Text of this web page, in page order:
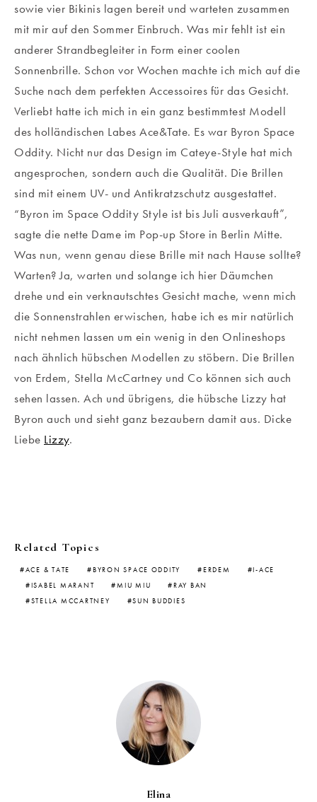
sowie vier Bikinis lagen bereit und warteten zusammen
mit mir auf den Sommer Einbruch. Was mir fehlt ist ein
anderer Strandbegleiter in Form einer coolen
Sonnenbrille. Schon vor Wochen machte ich mich auf die
Suche nach dem perfekten Accessoires für das Gesicht.
Verliebt hatte ich mich in ein ganz bestimmtest Modell
des holländischen Labes Ace&Tate. Es war Byron Space
Oddity. Nicht nur das Design im Cateye-Style hat mich
angesprochen, sondern auch die Qualität. Die Brillen
sind mit einem UV- und Antikratzschutz ausgestattet.
“Byron im Space Oddity Style ist bis Juli ausverkauft”,
sagte die nette Dame im Pop-up Store in Berlin Mitte.
Was nun, wenn genau diese Brille mit nach Hause sollte?
Warten? Ja, warten und solange ich hier Däumchen
drehe und ein verknautschtes Gesicht mache, wenn mich
die Sonnenstrahlen erwischen, habe ich es mir natürlich
nicht nehmen lassen um ein wenig in den Onlineshops
nach ähnlich hübschen Modellen zu stöbern. Die Brillen
von Erdem, Stella McCartney und Co können sich auch
sehen lassen. Ach und übrigens, die hübsche Lizzy hat
Byron auch und sieht ganz bezaubern damit aus. Dicke
Liebe Lizzy.
Related Topics
ACE & TATE BYRON SPACE ODDITY ERDEM
I-ACE
ISABEL MARANT
MIU MIU
RAY BAN
STELLA MCCARTNEY
SUN BUDDIES
Elina